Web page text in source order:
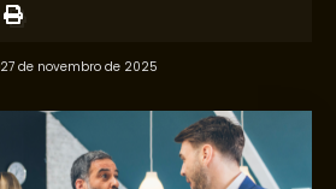
27 de novembro de 2025